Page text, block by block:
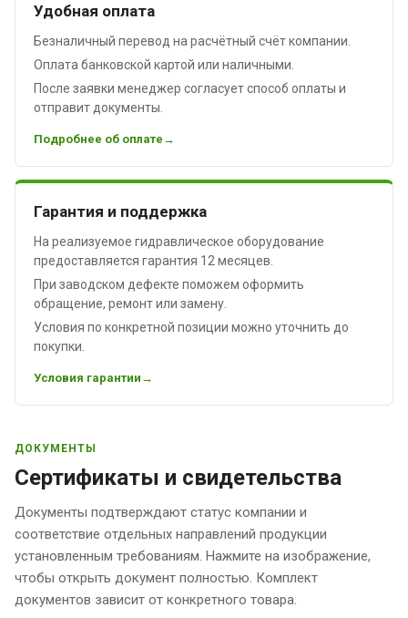
Удобная оплата
Безналичный перевод на расчётный счёт компании.
Оплата банковской картой или наличными.
После заявки менеджер согласует способ оплаты и
отправит документы.
Подробнее об оплате
Гарантия и поддержка
На реализуемое гидравлическое оборудование
предоставляется гарантия 12 месяцев.
При заводском дефекте поможем оформить
обращение, ремонт или замену.
Условия по конкретной позиции можно уточнить до
покупки.
Условия гарантии
ДОКУМЕНТЫ
Сертификаты и свидетельства
Документы подтверждают статус компании и
соответствие отдельных направлений продукции
установленным требованиям. Нажмите на изображение,
чтобы открыть документ полностью. Комплект
документов зависит от конкретного товара.